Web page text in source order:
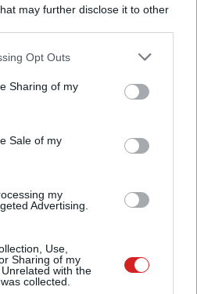
may further disclose it to other
app uses one or more Google
behaviour. You may click to
and its third-party tags to
purposes in below Google
Opt Outs
Sharing of my
Sale of my
my
Advertising.
Use,
Sharing of my
with the
collected.
monitorok
12:00
20:02